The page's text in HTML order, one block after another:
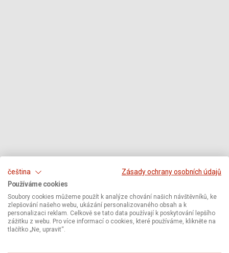
čeština
Zásady ochrany osobních údajů
Používáme cookies
Soubory cookies můžeme použít k analýze chování našich návštěvníků, ke
zlepšování našeho webu, ukázání personalizovaného obsah a k
personalizaci reklam. Celkově se tato data používají k poskytování lepšího
zážitku z webu. Pro více informací o cookies, které používáme, klikněte na
tlačítko „Ne, upravit“.